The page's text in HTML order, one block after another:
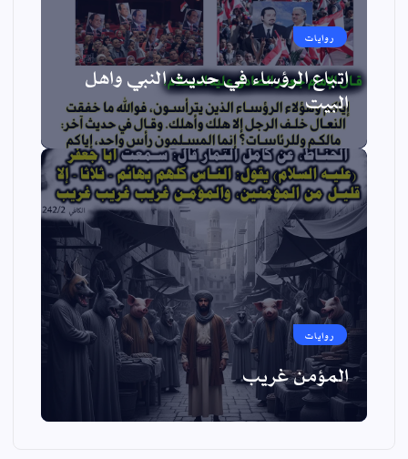
روايات
اتباع الرؤساء في حديث النبي واهل
البيت
روايات
المؤمن غريب